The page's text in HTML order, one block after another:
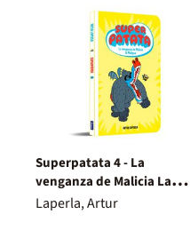
Superpatata 4 - La
venganza de Malicia La
Maligna
Laperla, Artur